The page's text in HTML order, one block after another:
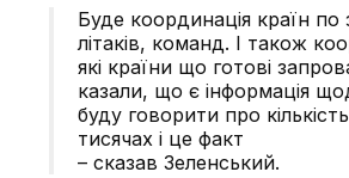
Буде координація країн по
літаків, команд. І також
які країни що готові
казали, що є інформація
буду говорити про
тисячах і це факт
– сказав Зеленський.